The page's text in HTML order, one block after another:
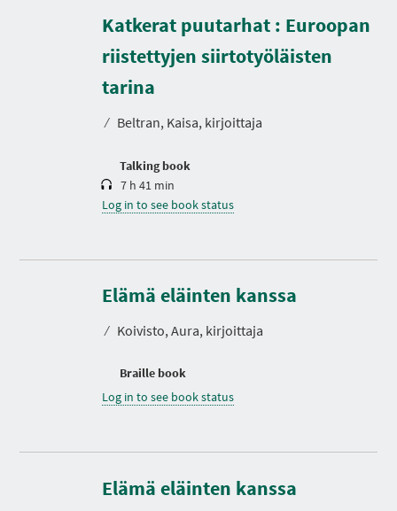
Katkerat puutarhat : Euroopan
riistettyjen siirtotyöläisten
tarina
⁄ Beltran, Kaisa, kirjoittaja
Talking book
D
u
r
a
i
7 h 41 min
Log in to see book status
Elämä eläinten kanssa
⁄ Koivisto, Aura, kirjoittaja
Braille book
Log in to see book status
Elämä eläinten kanssa